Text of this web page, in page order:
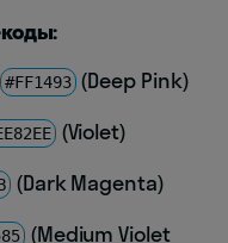
#FF1493 (Deep Pink)
(Violet)
(Dark Magenta)
(Medium Violet